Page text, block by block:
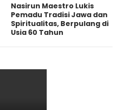
‎Nasirun Maestro Lukis
Pemadu Tradisi Jawa dan
Spiritualitas, Berpulang di
Usia 60 Tahun